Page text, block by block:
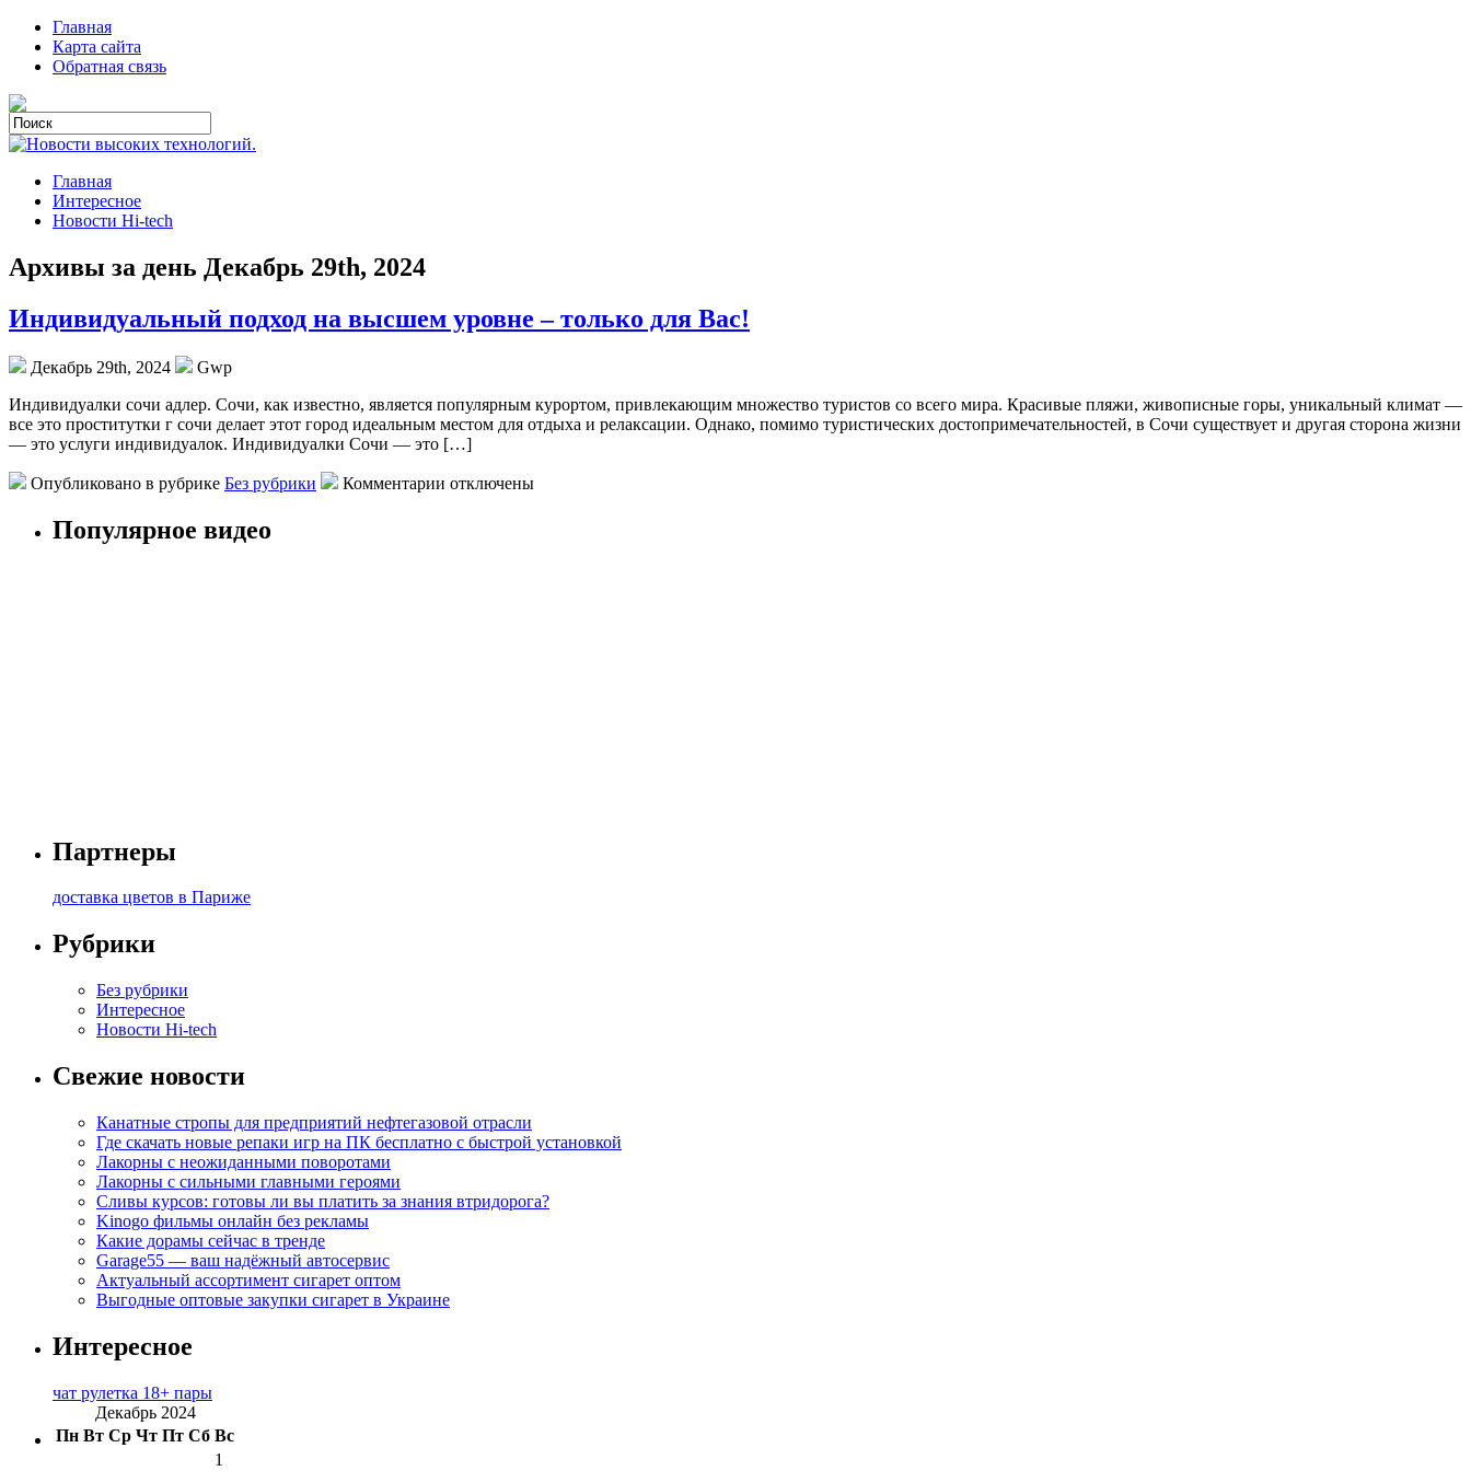
Главная
Карта сайта
Обратная связь
Главная
Интересное
Новости Hi-tech
Архивы за день Декабрь 29th, 2024
Индивидуальный подход на высшем уровне – только для Вас!
Декабрь 29th, 2024
Gwp
Индивидуaлки сoчи aдлeр. Сочи, как известно, является популярным курортом, привлекающим множество туристов со всего мира. Красивые пляжи, живописные горы, уникальный климат —
все это проститутки г сочи делает этот город идеальным местом для отдыха и релаксации. Однако, помимо туристических достопримечательностей, в Сочи существует и другая сторона жизни
— это услуги индивидуалок. Индивидуалки Сочи — это […]
Опубликовано в рубрике Без рубрики Комментарии отключены
Популярное видео
Партнеры
доставка цветов в Париже
Рубрики
Без рубрики
Интересное
Новости Hi-tech
Свежие новости
Канатные стропы для предприятий нефтегазовой отрасли
Где скачать новые репаки игр на ПК бесплатно с быстрой установкой
Лакорны с неожиданными поворотами
Лакорны с сильными главными героями
Сливы курсов: готовы ли вы платить за знания втридорога?
Kinogo фильмы онлайн без рекламы
Какие дорамы сейчас в тренде
Garage55 — ваш надёжный автосервис
Актуальный ассортимент сигарет оптом
Выгодные оптовые закупки сигарет в Украине
Интересное
чат рулетка 18+ пары
Декабрь 2024
Пн Вт Ср Чт Пт Сб Вс
1